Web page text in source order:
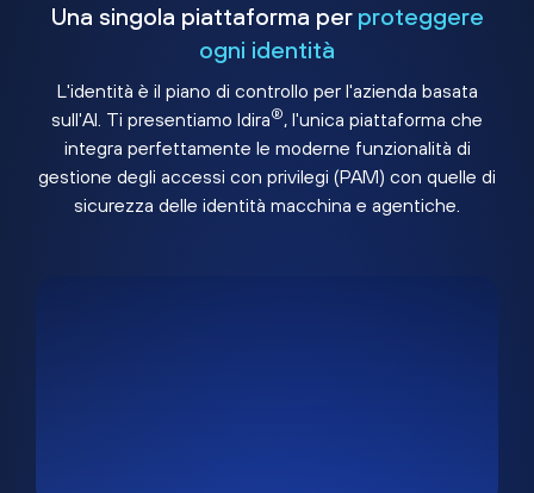
Una singola piattaforma per proteggere
ogni identità
L'identità è il piano di controllo per l'azienda basata
sull'AI. Ti presentiamo Idira®, l'unica piattaforma che
integra perfettamente le moderne funzionalità di
gestione degli accessi con privilegi (PAM) con quelle di
sicurezza delle identità macchina e agentiche.